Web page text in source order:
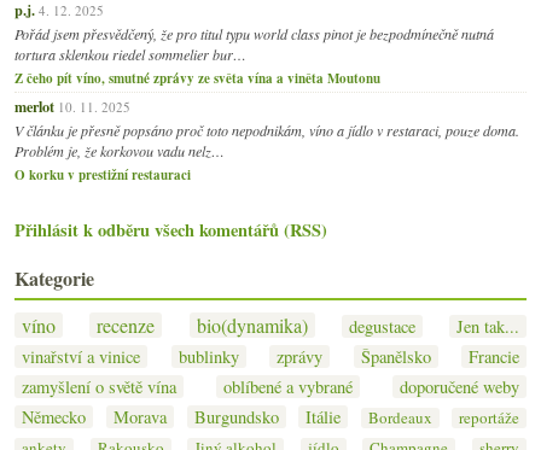
p.j. 4. 12. 2025
Pořád jsem přesvědčený, že pro titul typu world class pinot je bezpodmínečně nutná
tortura sklenkou riedel sommelier bur…
Z čeho pít víno, smutné zprávy ze světa vína a viněta Moutonu
merlot 10. 11. 2025
V článku je přesně popsáno proč toto nepodnikám, víno a jídlo v restaraci, pouze doma.
Problém je, že korkovou vadu nelz…
O korku v prestižní restauraci
Přihlásit k odběru všech komentářů (RSS)
Kategorie
víno recenze bio(dynamika) degustace
Jen tak...
vinařství a vinice
bublinky zprávy Španělsko
Francie
zamyšlení o světě vína
oblíbené a vybrané
doporučené weby
Německo
Morava Burgundsko Itálie Bordeaux
reportáže